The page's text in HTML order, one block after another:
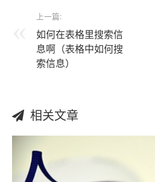
上一篇:
如何在表格里搜索信
息啊（表格中如何搜
索信息）
相关文章